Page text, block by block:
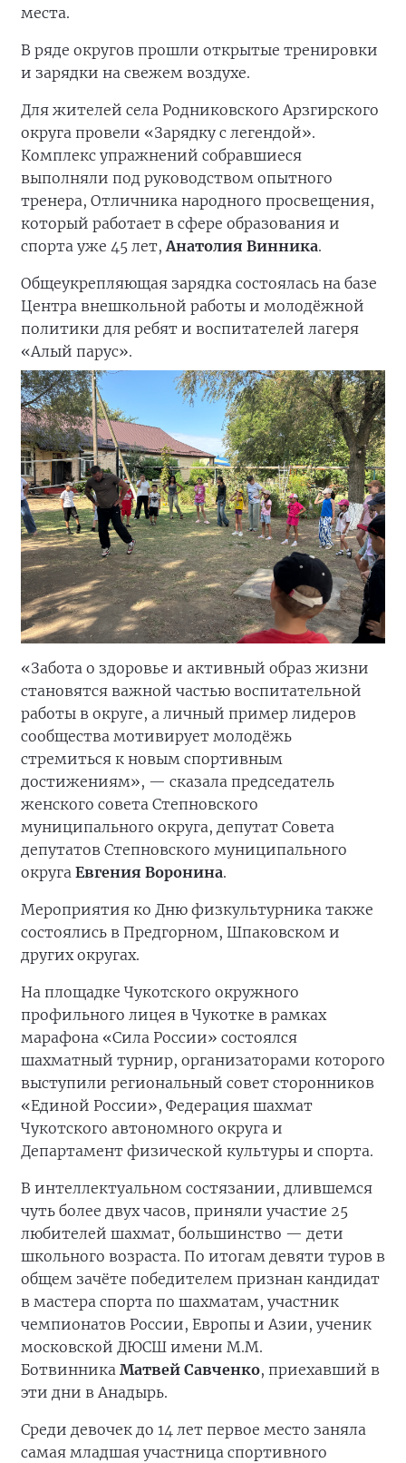
места.
В ряде округов прошли открытые тренировки
и зарядки на свежем воздухе.
Для жителей села Родниковского Арзгирского
округа провели «Зарядку с легендой».
Комплекс упражнений собравшиеся
выполняли под руководством опытного
тренера, Отличника народного просвещения,
который работает в сфере образования и
спорта уже 45 лет, Анатолия Винника.
Общеукрепляющая зарядка состоялась на базе
Центра внешкольной работы и молодёжной
политики для ребят и воспитателей лагеря
«Алый парус».
«Забота о здоровье и активный образ жизни
становятся важной частью воспитательной
работы в округе, а личный пример лидеров
сообщества мотивирует молодёжь
стремиться к новым спортивным
достижениям», — сказала председатель
женского совета Степновского
муниципального округа, депутат Совета
депутатов Степновского муниципального
округа Евгения Воронина.
Мероприятия ко Дню физкультурника также
состоялись в Предгорном, Шпаковском и
других округах.
На площадке Чукотского окружного
профильного лицея в Чукотке в рамках
марафона «Сила России» состоялся
шахматный турнир, организаторами которого
выступили региональный совет сторонников
«Единой России», Федерация шахмат
Чукотского автономного округа и
Департамент физической культуры и спорта.
В интеллектуальном состязании, длившемся
чуть более двух часов, приняли участие 25
любителей шахмат, большинство — дети
школьного возраста. По итогам девяти туров в
общем зачёте победителем признан кандидат
в мастера спорта по шахматам, участник
чемпионатов России, Европы и Азии, ученик
московской ДЮСШ имени М.М.
Ботвинника Матвей Савченко, приехавший в
эти дни в Анадырь.
Среди девочек до 14 лет первое место заняла
самая младшая участница спортивного